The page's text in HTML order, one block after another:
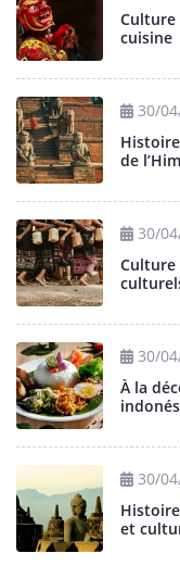
Culture
cuisine
30/
de
30/
Culture
30/
À la
30/
et